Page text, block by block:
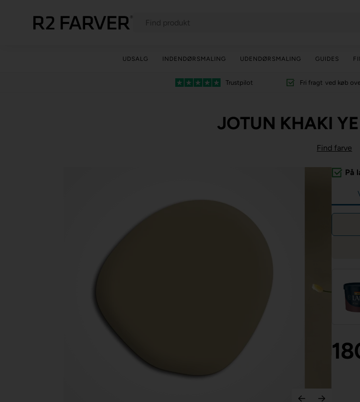
UDSALG INDENDØRSMALING UDENDØRSMALING GUIDES
Trustpilot Fri fragt ved køb
JOTUN KHAKI
Find farve
På